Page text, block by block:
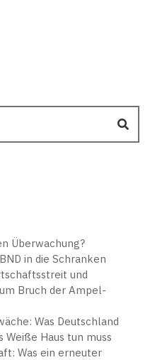
Überwachung?
in die Schranken
und
Bruch der Ampel-
Was Deutschland
Weiße Haus tun muss
Was ein erneuter